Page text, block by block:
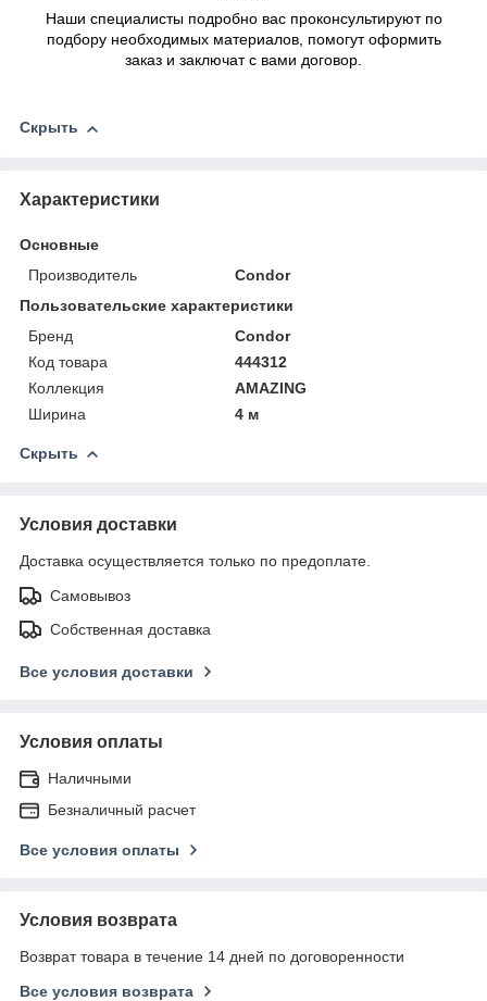
Наши специалисты подробно вас проконсультируют по
подбору необходимых материалов, помогут оформить
заказ и заключат с вами договор.
Скрыть
Характеристики
Основные
Производитель
Condor
Пользовательские характеристики
Бренд
Condor
Код товара
444312
Коллекция
AMAZING
Ширина
4 м
Скрыть
Условия доставки
Доставка осуществляется только по предоплате.
Самовывоз
Собственная доставка
Все условия доставки
Условия оплаты
Наличными
Безналичный расчет
Все условия оплаты
Условия возврата
Возврат товара в течение 14 дней по договоренности
Все условия возврата